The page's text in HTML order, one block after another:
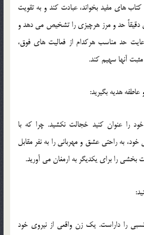
هاي مفيد بخواند، عبادت کند و به تقويت
دقيقاً حد و مرز هرچيزي را تشخيص مي دهد و
حد مناسب هرکدام از فعاليت هاي فوق،
مثبت آنها سهيم کند.
را عنوان کنيد خجالت نکشيد. چرا که با
به راحتي عشق و مهرباني را به نفر مقابل
را براي يکديگر به ارمغان مي آوريد.
را داراست. يک زن واقعي از نيروي خود